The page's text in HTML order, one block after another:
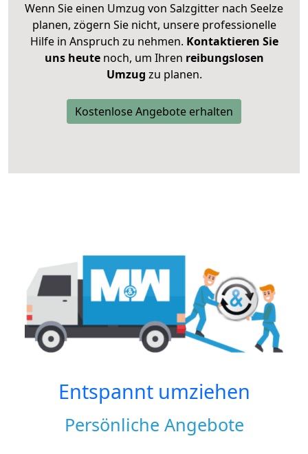
Wenn Sie einen Umzug von Salzgitter nach Seelze
planen, zögern Sie nicht, unsere professionelle
Hilfe in Anspruch zu nehmen. Kontaktieren Sie
uns heutenoch, um Ihren reibungslosen
Umzug zu planen.
Kostenlose Angebote erhalten
Entspannt umziehen
Persönliche Angebote